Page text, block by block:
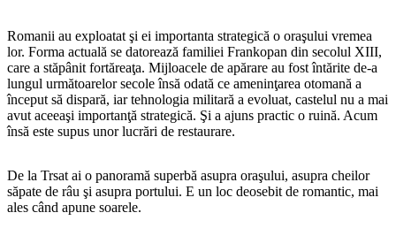
Romanii au exploatat şi ei importanta strategică o oraşului vremea
lor. Forma actuală se datorează familiei Frankopan din secolul XIII,
care a stăpânit fortăreaţa. Mijloacele de apărare au fost întărite de-a
lungul următoarelor secole însă odată ce ameninţarea otomană a
început să dispară, iar tehnologia militară a evoluat, castelul nu a mai
avut aceeaşi importanţă strategică. Şi a ajuns practic o ruină. Acum
însă este supus unor lucrări de restaurare.
De la Trsat ai o panoramă superbă asupra oraşului, asupra cheilor
săpate de râu şi asupra portului. E un loc deosebit de romantic, mai
ales când apune soarele.